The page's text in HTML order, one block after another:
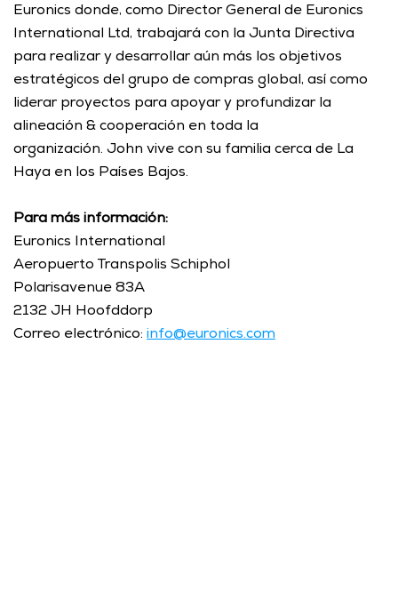
Euronics donde, como Director General de Euronics
International Ltd, trabajará con la Junta Directiva
para realizar y desarrollar aún más los objetivos
estratégicos del grupo de compras global, así como
liderar proyectos para apoyar y profundizar la
alineación & cooperación en toda la
organización. John vive con su familia cerca de La
Haya en los Países Bajos.
Para más información:
Euronics International
Aeropuerto Transpolis Schiphol
Polarisavenue 83A
2132 JH Hoofddorp
Correo electrónico: info@euronics.com